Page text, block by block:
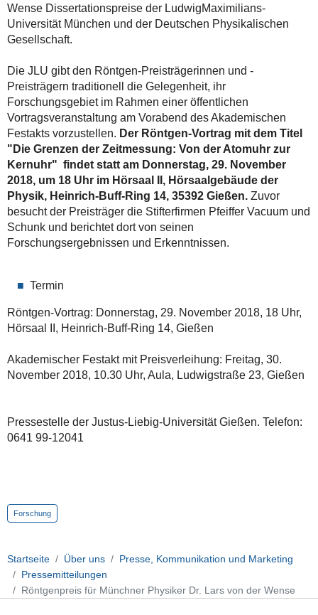
Wense Dissertationspreise der Ludwig­Maximilians-
Universität München und der Deutschen Physikalischen
Gesellschaft.
Die JLU gibt den Röntgen-Preisträgerinnen und -
Preisträgern traditionell die Gelegenheit, ihr
Forschungsgebiet im Rahmen einer öffentlichen
Vortragsveranstaltung am Vorabend des Akademischen
Festakts vorzustellen. Der Röntgen-Vortrag mit dem Titel
"Die Grenzen der Zeitmessung: Von der Atomuhr zur
Kernuhr" findet statt am Donnerstag, 29. November
2018, um 18 Uhr im Hörsaal II, Hörsaalgebäude der
Physik, Heinrich-Buff-Ring 14, 35392 Gießen.Zuvor
besucht der Preisträger die Stifterfirmen Pfeiffer Vacuum und
Schunk und berichtet dort von seinen
Forschungsergebnissen und Erkenntnissen.
Termin
Röntgen-Vortrag: Donnerstag, 29. November 2018, 18 Uhr,
Hörsaal II, Heinrich-Buff-Ring 14, Gießen
Akademischer Festakt mit Preisverleihung: Freitag, 30.
November 2018, 10.30 Uhr, Aula, Ludwigstraße 23, Gießen
Pressestelle der Justus-Liebig-Universität Gießen. Telefon:
0641 99-12041
Forschung
Startseite Über uns
Presse, Kommunikation und Marketing
Pressemitteilungen
Röntgenpreis für Münchner Physiker Dr. Lars von der Wense